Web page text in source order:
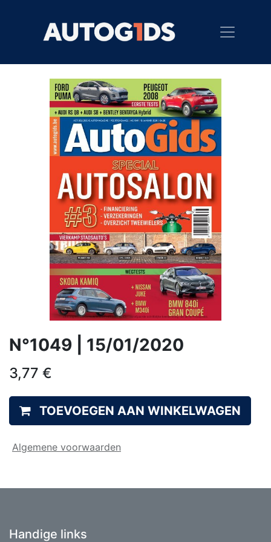
N°1049 | 15/01/2020
3,77 €
TOEVOEGEN AAN WINKELWAGEN
Algemene voorwaarden
Handige links